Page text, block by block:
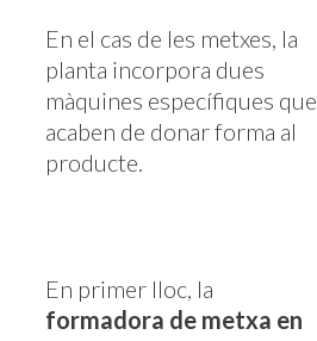
En el cas de les metxes, la
planta incorpora dues
màquines específiques que
acaben de donar forma al
producte.
En primer lloc, la
formadora de metxa en